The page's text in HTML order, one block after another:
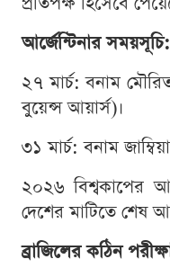
আর্জেন্টিনার সময়সূচি:
২৭ মার্চ: বনাম
বুয়েন্স আয়ার্স)।
৩১ মার্চ: বনাম
২০২৬ বিশ্বকাপের
দেশের মাটিতে শেষ
ব্রাজিলের কঠিন